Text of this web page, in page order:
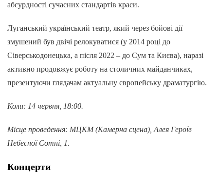
абсурдності сучасних стандартів краси.
Луганський український театр, який через бойові дії
змушений був двічі релокуватися (у 2014 році до
Сіверськодонецька, а після 2022 – до Сум та Києва), наразі
активно продовжує роботу на столичних майданчиках,
презентуючи глядачам актуальну європейську драматургію.
Коли: 14 червня, 18:00.
Місце проведення: МЦКМ (Камерна сцена), Алея Героїв
Небесної Сотні, 1.
Концерти